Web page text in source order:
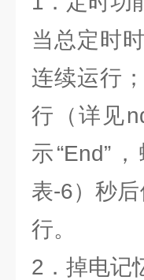
当总定时
连续运行
行（详见
示“End”
表-6）秒
行。
2．掉电记